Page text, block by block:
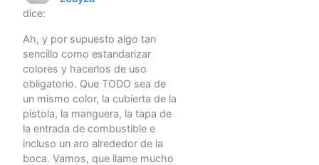
dice:
Ah, y por supuesto algo tan
sencillo como estandarizar
colores y hacerlos de uso
obligatorio. Que TODO sea de
un mismo color, la cubierta de la
pistola, la manguera, la tapa de
la entrada de combustible e
incluso un aro alrededor de la
boca. Vamos, que llame mucho